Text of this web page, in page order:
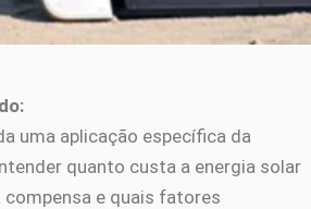
uma aplicação específica da
quanto custa a energia solar
compensa e quais fatores